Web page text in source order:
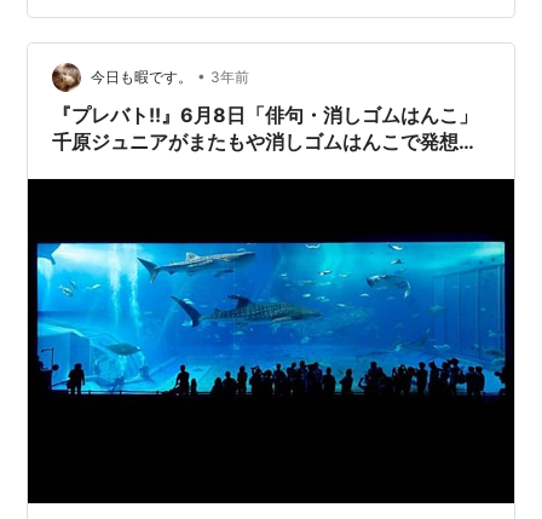
タもあるし、 YouTubeは下品な企画が多い 下品だからこ
そ面白いのだが 今回は隣人のコントがとても好きだった
ちょっと意味が…
今日も暇です。 • 3年前
『プレバト!!』6月8日「俳句・消しゴムはんこ」
千原ジュニアがまたもや消しゴムはんこで発想力